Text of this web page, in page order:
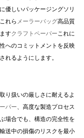
優しいパッケージングソリ
れら メーラーバッグ高品質
すクラフトペーパー これに
へのコミットメントを反映
れるようにします。
り扱いの厳しさに耐えるよ
パー 、高度な製造プロセス
場合でも、構造の完全性を
送中の損傷のリスクを最小